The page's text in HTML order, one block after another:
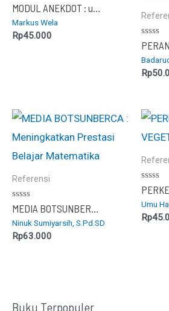
Dinilai
0
dari
5
Markus Wela
Rp45.000
Dinilai
0
dari
5
Rp
Referensi
Dinilai
0
dari
5
Ninuk Sumiyarsih, S.Pd.SD
Rp63.000
Dinilai
0
dari
5
Umu
Rp
Buku Terpopuler